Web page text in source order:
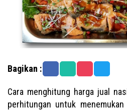
Bagikan :
Cara menghitung harga jual
perhitungan untuk